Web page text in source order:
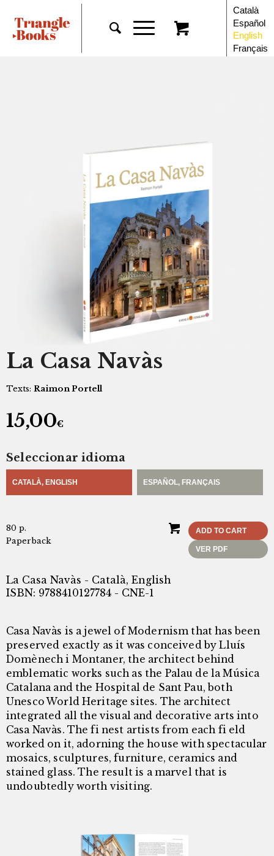
Català
Español
English
Français
La Casa Navàs
Texts: Raimon Portell
15,00€
Seleccionar idioma
CATALÀ, ENGLISH ESPAÑOL, FRANÇAIS
80 p.
Paperback
ADD TO CART
VER PDF
La Casa Navàs - Català, English
ISBN: 9788410127784 - CNE-1
Casa Navàs is a jewel of Modernism that has been
preserved exactly as it was conceived by Lluís
Domènech i Montaner, the architect behind
emblematic works such as the Palau de la Música
Catalana and the Hospital de Sant Pau, both
Unesco World Heritage sites. The architect
integrated all the visual and decorative arts into
Casa Navàs. The fi nest artists from each fi eld
worked on it, adorning the house with spectacular
mosaics, sculptures, furniture, ceramics and
stained glass. The result is a marvel that is
undoubtedly worth visiting.